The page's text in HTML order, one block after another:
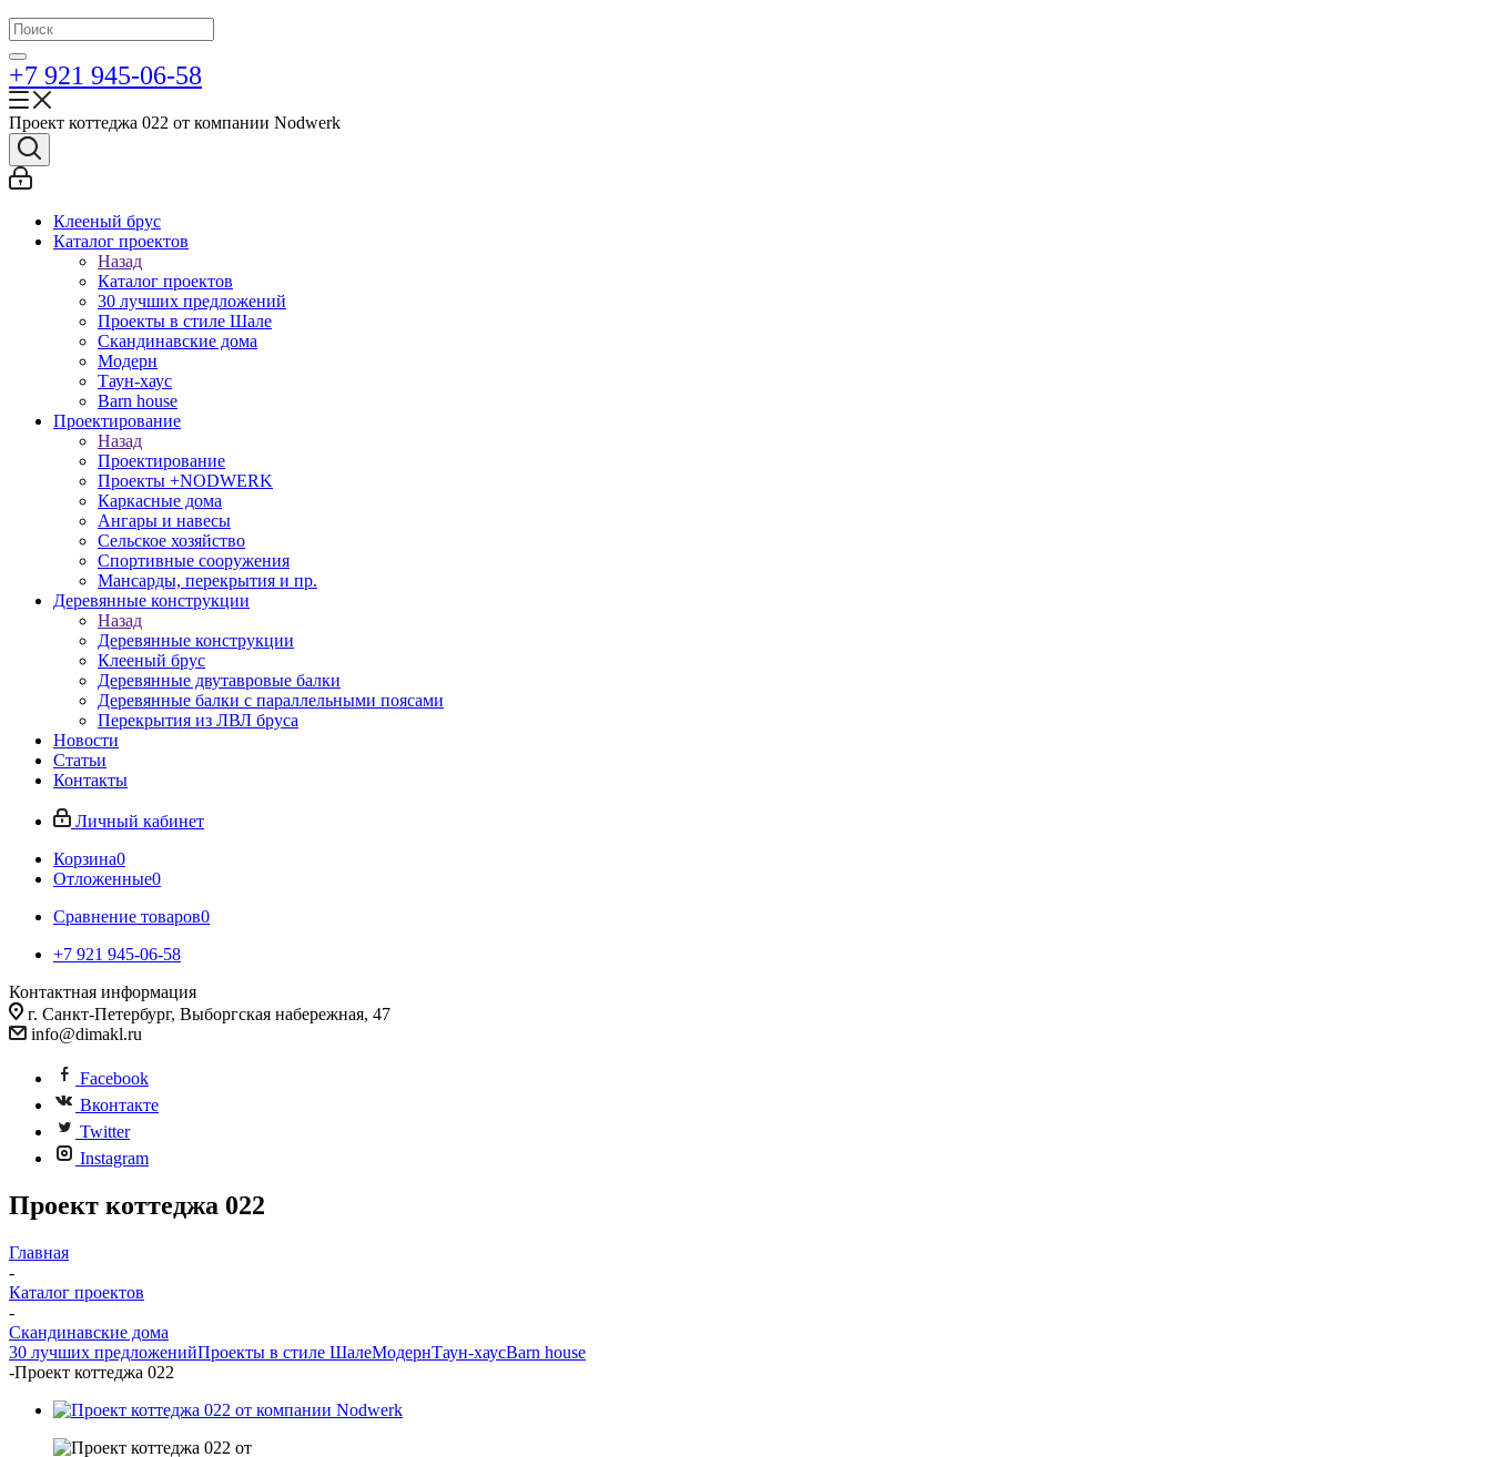
+7 921 945-06-58
Проект коттеджа 022 от компании Nodwerk
Клееный брус
Каталог проектов
Назад
Каталог проектов
30 лучших предложений
Проекты в стиле Шале
Скандинавские дома
Модерн
Таун-хаус
Barn house
Проектирование
Назад
Проектирование
Проекты +NODWERK
Каркасные дома
Ангары и навесы
Сельское хозяйство
Спортивные сооружения
Мансарды, перекрытия и пр.
Деревянные конструкции
Назад
Деревянные конструкции
Клееный брус
Деревянные двутавровые балки
Деревянные балки с параллельными поясами
Перекрытия из ЛВЛ бруса
Новости
Статьи
Контакты
Личный кабинет
Корзина0
Отложенные0
Сравнение товаров0
+7 921 945-06-58
Контактная информация
г. Санкт-Петербург, Выборгская набережная, 47
info@dimakl.ru
Facebook
Вконтакте
Twitter
Instagram
Проект коттеджа 022
Главная
-
Каталог проектов
-
Скандинавские дома
30 лучших предложенийПроекты в стиле ШалеМодернТаун-хаусBarn house
-Проект коттеджа 022